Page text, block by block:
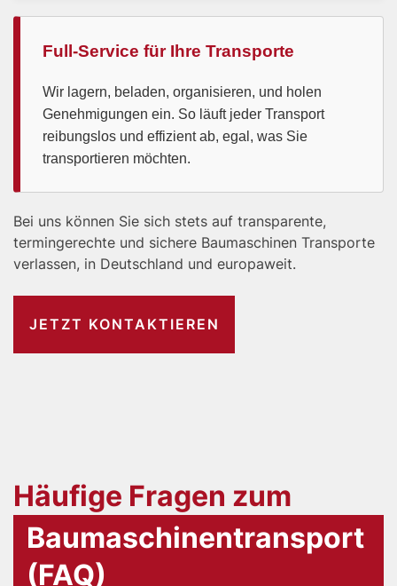
Full-Service für Ihre Transporte
Wir lagern, beladen, organisieren, und holen
Genehmigungen ein. So läuft jeder Transport
reibungslos und effizient ab, egal, was Sie
transportieren möchten.
Bei uns können Sie sich stets auf transparente,
termingerechte und sichere Baumaschinen Transporte
verlassen, in Deutschland und europaweit.
JETZT KONTAKTIEREN
Häufige Fragen zum
Baumaschinentransport
(FAQ)